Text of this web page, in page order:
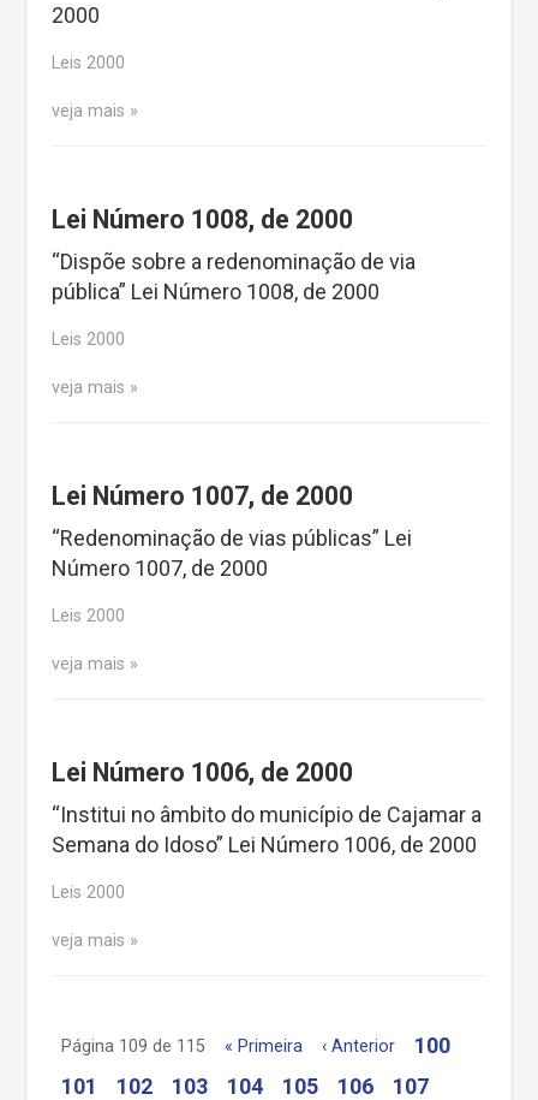
2000
Leis 2000
veja mais
Lei Número 1008, de 2000
“Dispõe sobre a redenominação de via
pública” Lei Número 1008, de 2000
Leis 2000
veja mais
Lei Número 1007, de 2000
“Redenominação de vias públicas” Lei
Número 1007, de 2000
Leis 2000
veja mais
Lei Número 1006, de 2000
“Institui no âmbito do município de Cajamar a
Semana do Idoso” Lei Número 1006, de 2000
Leis 2000
veja mais
Página 109 de 115 « Primeira ‹ Anterior
100
101
102 103 104 105 106
107